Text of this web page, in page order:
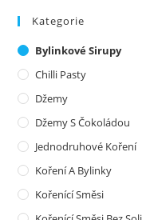
Kategorie
Bylinkové Sirupy
Chilli Pasty
Džemy
Džemy S Čokoládou
Jednodruhové Koření
Koření A Bylinky
Kořenící Směsi